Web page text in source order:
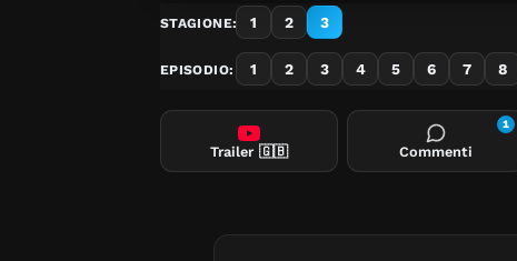
STAGIONE: 1 2 3
EPISODIO: 1 2 3 4 5 6 7 8
Trailer 🇬🇧 Commenti
1